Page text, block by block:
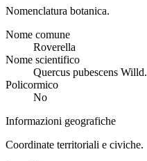
Nomenclatura botanica.
Nome comune
Roverella
Nome scientifico
Quercus pubescens Willd.
Policormico
No
Informazioni geografiche
Coordinate territoriali e civiche.